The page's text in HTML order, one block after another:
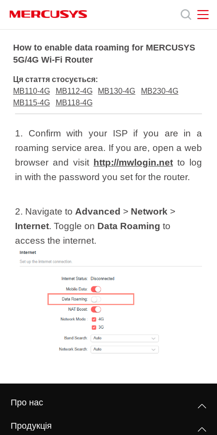
navigation
Продукція
Про
Українська
How to enable data roaming for MERCUSYS
5G/4G Wi-Fi Router
Ця стаття стосується:
MB110-4G
MB112-4G MB130-4G
MB230-4G
MB115-4G
MB118-4G
1. Confirm with your ISP if you are in a
roaming service area. If you are, open a web
browser and visit
http://mwlogin.netto log
in with the password you set for the router.
2. Navigate to Advanced > Network >
Internet. Toggle on Data Roaming to
access the internet.
Про нас
Продукція